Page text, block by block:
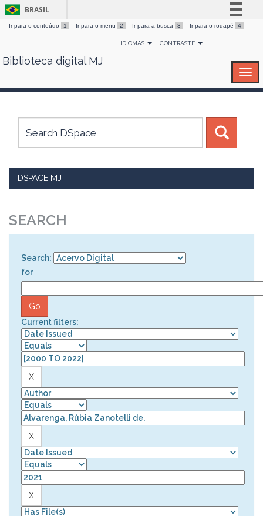
Skip
BRASIL
Simplifique!
Comunica BR
Canais
Ir para o conteúdo 1 Ir para o menu 2 Ir para a busca 3 Ir para o rodapé 4
IDIOMAS CONTRASTE
Biblioteca digital MJ
DSPACE MJ
SEARCH
Search:
for
Current filters: